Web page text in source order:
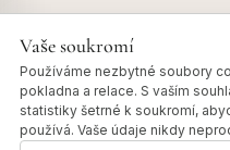
Vaše soukromí
Používáme nezbytné soubory
pokladna a relace. S vaším
statistiky šetrné k soukromí,
používá. Vaše údaje nikdy